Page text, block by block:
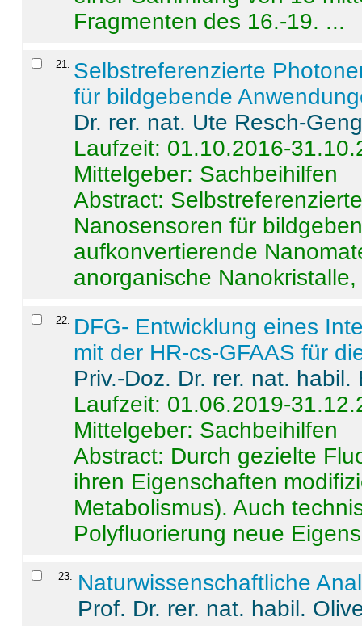
Fragmenten des 16.-19. ...
21
Selbstreferenzierte
für bildgebende
Dr. rer. nat. Ute Resch-
Laufzeit: 01.10.2016-
Mittelgeber: Sachbeihilfen
Abstract:
Nanosensoren für
aufkonvertierende
anorganische
22
DFG- Entwicklung eines
mit der HR-cs-GFAAS für
Priv.-Doz. Dr. rer. nat.
Laufzeit: 01.06.2019-
Mittelgeber: Sachbeihilfen
Abstract: Durch gezielte
ihren Eigenschaften
Metabolismus). Auch
Polyfluorierung neue
23. Naturwissenschaftliche
Prof. Dr. rer. nat. habil.